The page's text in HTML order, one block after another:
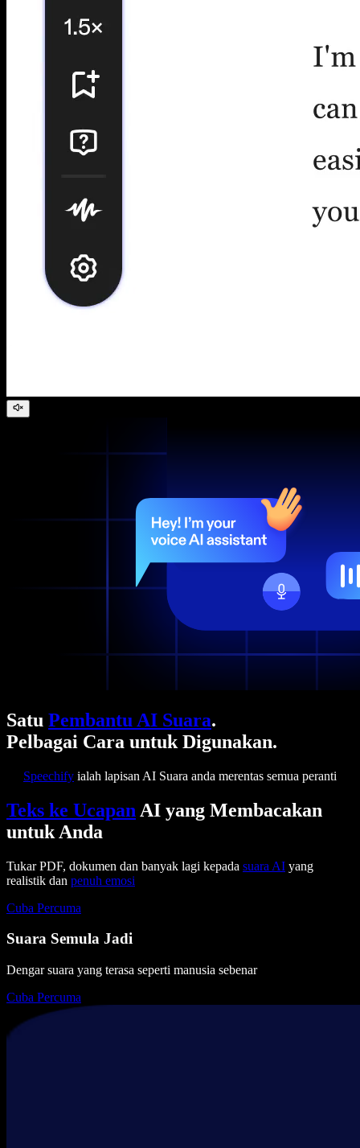
Satu Pembantu AI Suara.
Pelbagai Cara untuk Digunakan.
Speechify ialah lapisan AI Suara anda merentas semua peranti
Teks ke Ucapan AI yang Membacakan
untuk Anda
Tukar PDF, dokumen dan banyak lagi kepada suara AI yang
realistik dan penuh emosi
Cuba Percuma
Suara Semula Jadi
Dengar suara yang terasa seperti manusia sebenar
Cuba Percuma